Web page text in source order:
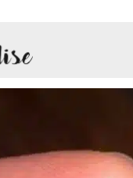
Psicanálise